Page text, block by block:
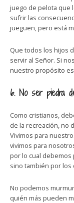
juego de pelota que
sufrir las
jueguen, pero está
Que todos los hijos
servir al Señor. Si
nuestro propósito
6. No ser piedra
Como cristianos,
de la recreación, no
Vivimos para
vivimos para
por lo cual
sino también por los
No podemos
quién más pueden